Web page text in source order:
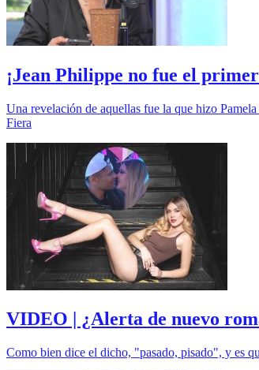
¡Jean Philippe no fue el
Una revelación de aquellas fue la que hizo
Fiera
VIDEO | ¿Alerta de nuevo
Como bien dice el dicho, "pasado, pisado", y es